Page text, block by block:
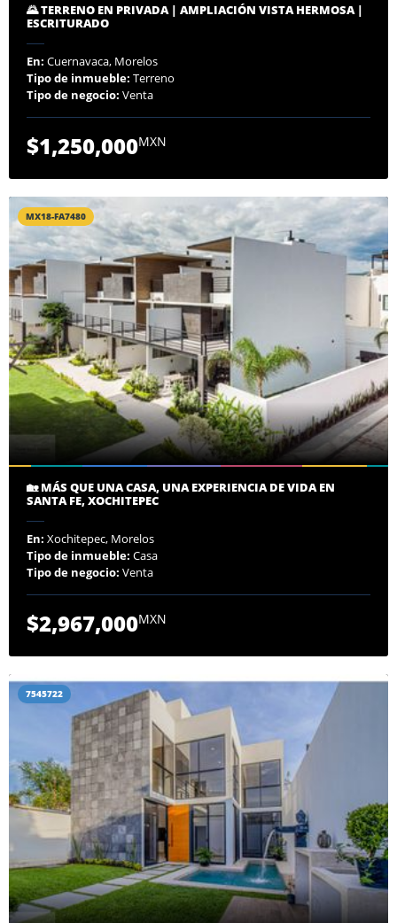
🌄 TERRENO EN PRIVADA | AMPLIACIÓN VISTA HERMOSA |
ESCRITURADO
En: Cuernavaca, Morelos
Tipo de inmueble: Terreno
Tipo de negocio: Venta
$1,250,000MXN
MX18-FA7480
🏡 MÁS QUE UNA CASA, UNA EXPERIENCIA DE VIDA EN
SANTA FE, XOCHITEPEC
En: Xochitepec, Morelos
Tipo de inmueble: Casa
Tipo de negocio: Venta
$2,967,000MXN
7545722